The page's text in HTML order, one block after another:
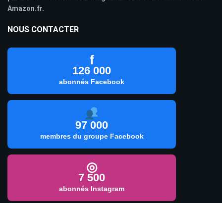
Amazon.fr.
NOUS CONTACTER
f
126 000
abonnés Facebook
97 000
membres du groupe Facebook
◎
7 500
abonnés Instagram